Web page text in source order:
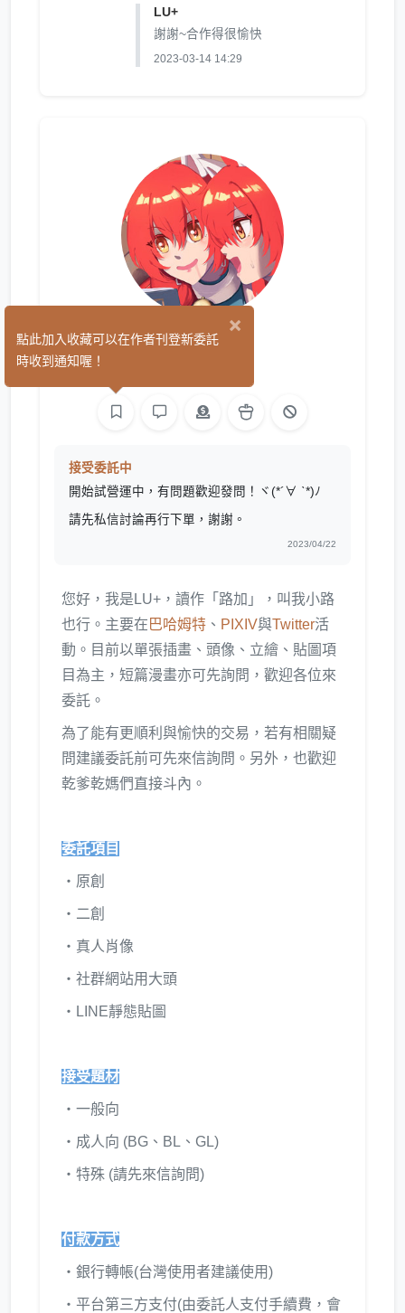
LU+
謝謝~合作得很愉快
2023-03-14 14:29
LU+
接受委託中
開始試營運中，有問題歡迎發問！ヾ(*´∀ ˋ*)ﾉ
請先私信討論再行下單，謝謝。
2023/04/22
您好，我是LU+，讀作「路加」，叫我小路
也行。主要在 巴哈姆特 、 PIXIV與Twitter活
動。目前以單張插畫、頭像、立繪、貼圖項
目為主，短篇漫畫亦可先詢問，歡迎各位來
委託。
為了能有更順利與愉快的交易，若有相關疑
問建議委託前可先來信詢問。另外，也歡迎
乾爹乾媽們直接斗內。
委託項目
‧原創
‧二創
‧真人肖像
‧社群網站用大頭
‧LINE靜態貼圖
接受題材
‧一般向
‧成人向 (BG、BL、GL)
‧特殊 (請先來信詢問)
付款方式
‧銀行轉帳(台灣使用者建議使用)
‧平台第三方支付(由委託人支付手續費，會
×
點此加入收藏可以在作者刊登新委託
時收到通知喔！